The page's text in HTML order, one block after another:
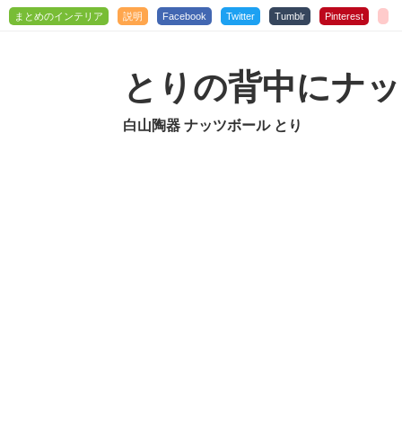
まとめのインテリア 説明 Facebook Twitter Tumblr Pinterest
とりの背中にナ
白山陶器 ナッツボール とり